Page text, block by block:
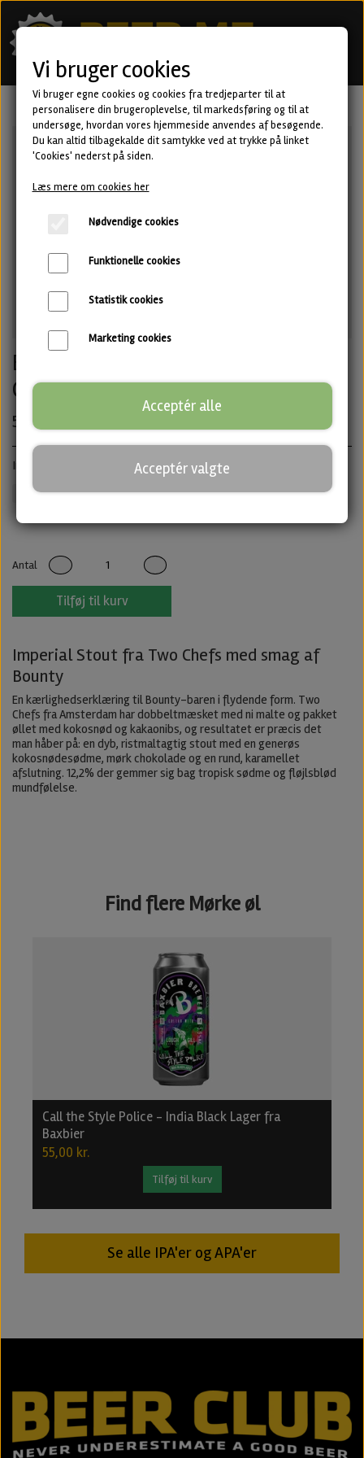
Bounty Hunter · Imperial Stout · Two
Chefs
55,00 kr.
Imperial Stout · ABV: 12,2% · Dåse: 33 cl.
Two Chefs Mørkt Untappd
Antal
Tilføj til kurv
Imperial Stout fra Two Chefs med smag af
Bounty
En kærlighedserklæring til Bounty-baren i flydende form. Two
Chefs fra Amsterdam har dobbeltmæsket med ni malte og pakket
øllet med kokosnød og kakaonibs, og resultatet er præcis det
man håber på: en dyb, ristmaltagtig stout med en generøs
kokosnødesødme, mørk chokolade og en rund, karamellet
afslutning. 12,2% der gemmer sig bag tropisk sødme og fløjlsblød
mundfølelse.
Find flere Mørke øl
Call the Style Police - India Black Lager fra
Baxbier
55,00 kr.
Tilføj til kurv
Se alle IPA'er og APA'er
Vi bruger cookies
Vi bruger egne cookies og cookies fra tredjeparter til at
personalisere din brugeroplevelse, til markedsføring og til at
undersøge, hvordan vores hjemmeside anvendes af besøgende.
Du kan altid tilbagekalde dit samtykke ved at trykke på linket
'Cookies' nederst på siden.
Læs mere om cookies her
Nødvendige cookies
Funktionelle cookies
Statistik cookies
Marketing cookies
Acceptér alle
Acceptér valgte